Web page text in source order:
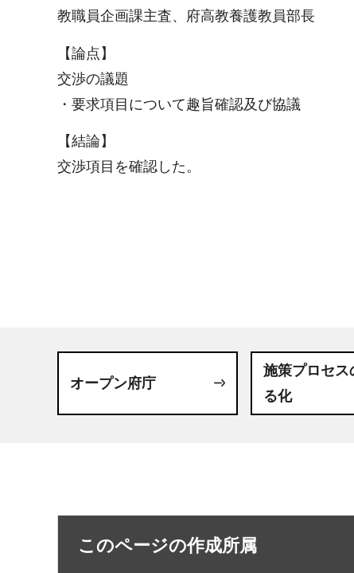
教職員企画課主査、府高教養護教員部長
【論点】
交渉の議題
・要求項目について趣旨確認及び協議
【結論】
交渉項目を確認した。
オープン府庁
施策プロセス
る化
このページの作成所属